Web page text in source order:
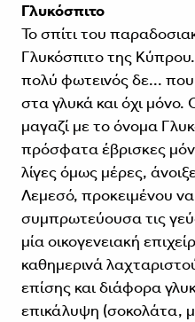
Γλυκόσπιτο
Το σπίτι του
Γλυκόσπιτο της
πολύ φωτεινός δε...
στα γλυκά και όχι μόνο.
μαγαζί με το όνομα
πρόσφατα έβρισκες
λίγες όμως μέρες,
Λεμεσό, προκειμένου
συμπρωτεύουσα τις
μία οικογενειακή
καθημερινά
επίσης και διάφορα
επικάλυψη (σοκολάτα,